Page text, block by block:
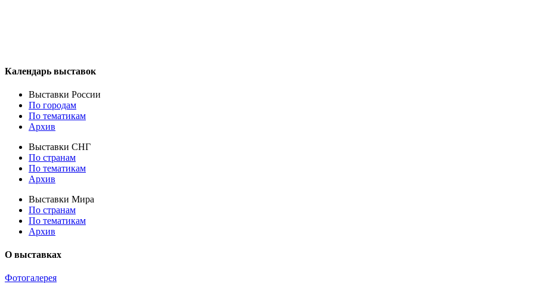
Календарь выставок
Выставки России
По городам
По тематикам
Архив
Выставки СНГ
По странам
По тематикам
Архив
Выставки Мира
По странам
По тематикам
Архив
О выставках
Фотогалерея